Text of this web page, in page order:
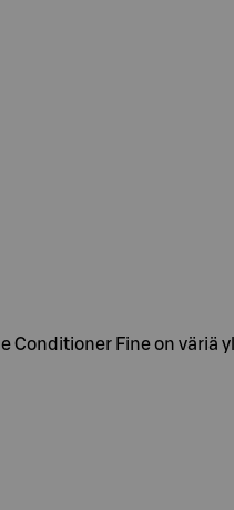
Conditioner Fine on